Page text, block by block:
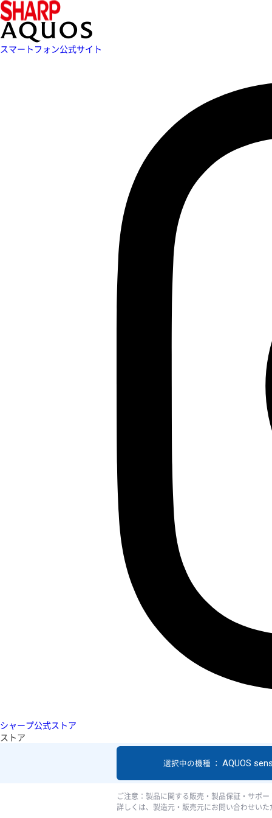
スマートフォン公式サイト
シャープ公式ストア
ストア
選択中の機種 ： AQUOS
ご注意：製品に関する販売・製品保証・サポ
詳しくは、製造元・販売元にお問い合わせい